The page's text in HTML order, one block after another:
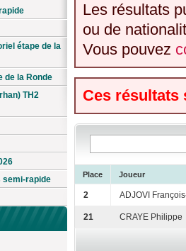
étape de la
de la Ronde
TH2
semi-rapide
Les résultats
ou de
Vous pouvez
Ces résultats
Place Joueur
2 ADJOVI
21 CRAYE Philippe